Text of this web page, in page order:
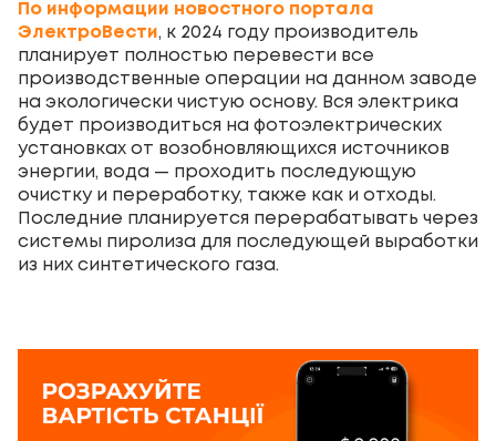
По информации новостного портала
ЭлектроВести, к 2024 году производитель
планирует полностью перевести все
производственные операции на данном заводе
на экологически чистую основу. Вся электрика
будет производиться на фотоэлектрических
установках от возобновляющихся источников
энергии, вода — проходить последующую
очистку и переработку, также как и отходы.
Последние планируется перерабатывать через
системы пиролиза для последующей выработки
из них синтетического газа.